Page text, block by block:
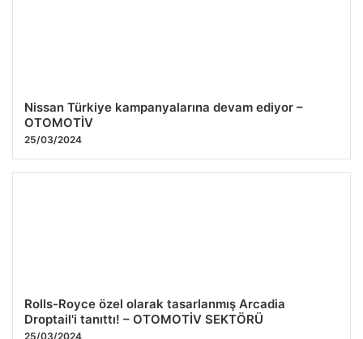
Nissan Türkiye kampanyalarına devam ediyor –
OTOMOTİV
25/03/2024
Rolls-Royce özel olarak tasarlanmış Arcadia
Droptail'i tanıttı! – OTOMOTİV SEKTÖRÜ
25/03/2024